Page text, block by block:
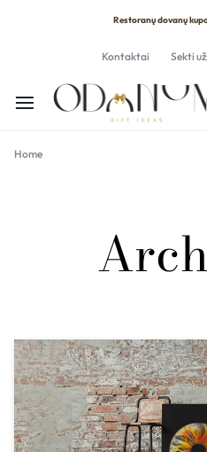
Restoranų dovanų
Kontaktai Sekti
Home